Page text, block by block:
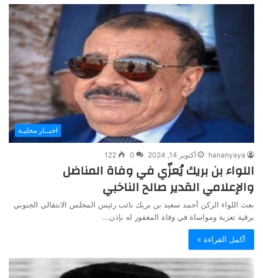
اخبــار محليـة
hananyaya أكتوبر 14, 2024 0
122
اللواء بن بريك يُعزّي في وفاة المناضل
والإعلامي القدير صالح الناخبي
بعث اللواء الركن أحمد سعيد بن بريك نائب رئيس المجلس الانتقالي الجنوبي
برقية تعزية ومواساة في وفاة المغفور له بإذن…
أكمل القراءة »